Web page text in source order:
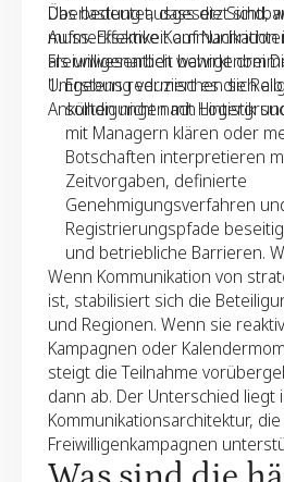
Überlastung ausgesetzt sind,
Aufmerksamkeit auf
als unwesentlich
Umgebung vermischen sich
Ankündigungen mit
Das bedeutet, dass die
muss. Effektive
Freiwilligenarbeit bewirkt drei
Erstens reduziert es die
sollten nicht nach Logistik
mit Managern klären oder
Botschaften interpretieren
Zeitvorgaben, definierte
Genehmigungsverfahren
Registrierungspfade
und betriebliche Barrieren.
abnimmt, nimmt die Aktion
Zweitens stärkt es die
suchen nach Signalen
geschätzt wird. Wenn
Rathäusern von
Manager in
diskutieren und Kollegen ihre
öffentlich austauschen,
Wenn Kommunikation von
ist, stabilisiert sich die
und Regionen. Wenn sie
Kampagnen oder
steigt die Teilnahme
dann ab. Der Unterschied
Kommunikationsarchitektur,
Freiwilligenkampagnen